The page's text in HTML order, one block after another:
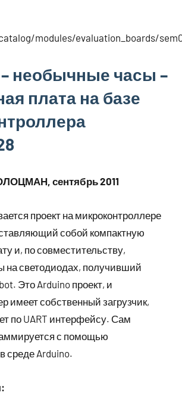
modules/evaluation_boards/
– необычные часы –
плата на базе
сентябрь 2011
проект на микроконтроллере
собой компактную
и, по совместительству,
на светодиодах, получивший
Это Arduino проект, и
имеет собственный загрузчик,
по UART интерфейсу. Сам
с помощью
среде Arduino.